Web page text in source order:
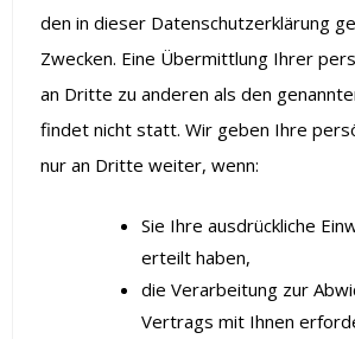
den in dieser Datenschutzerklärung
Zwecken. Eine Übermittlung Ihrer
an Dritte zu anderen als den
findet nicht statt. Wir geben Ihre
nur an Dritte weiter, wenn:
Sie Ihre ausdrückliche
erteilt haben,
die Verarbeitung zur
Vertrags mit Ihnen